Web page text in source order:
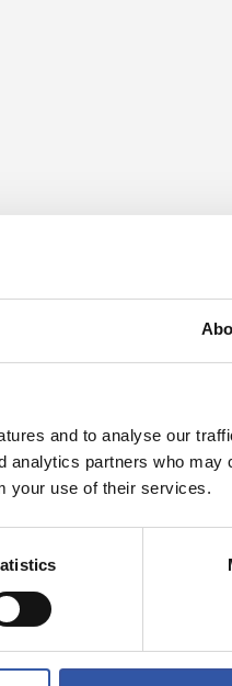
and to analyse our
analytics partners who may
your use of their services.